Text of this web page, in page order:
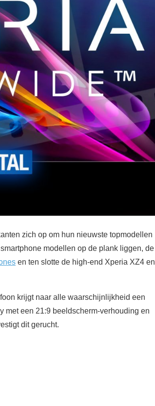
zich op om hun nieuwste topmodellen
modellen op de plank liggen, de
en ten slotte de high-end Xperia XZ4 en
krijgt naar alle waarschijnlijkheid een
met een 21:9 beeldscherm-verhouding en
dit gerucht.